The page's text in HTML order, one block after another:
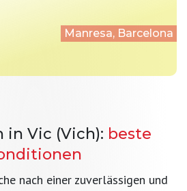
Manresa, Barcelona
in Vic (Vich): beste
nach einer zuverlässigen und